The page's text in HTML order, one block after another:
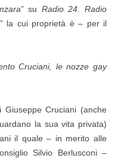
” su Radio 24 .Radio
” la cui proprietà è – per il
Cruciani, le nozze gay
Cruciani (anche
la sua vita privata)
il quale – in merito alle
Silvio Berlusconi –